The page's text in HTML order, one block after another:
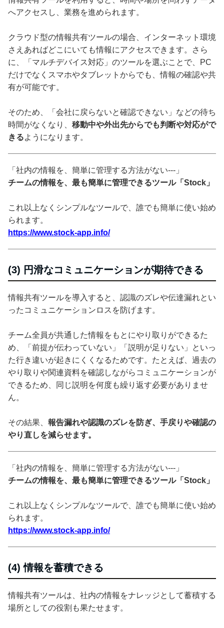
へアクセスし、業務を進められます。
クラウド型の情報共有ツールの場合、インターネット環境
さえあればどこにいても情報にアクセスできます。さら
に、「マルチデバイス対応」のツールを選ぶことで、PC
だけでなくスマホやタブレットからでも、情報の確認や共
有が可能です。
そのため、「会社に戻らないと確認できない」などの待ち
時間がなくなり、 移動中や外出先からでも判断や対応がで
きるようになります。
「社内の情報を、簡単に管理する方法がない---」
チームの情報を、最も簡単に管理できるツール「Stock」
これ以上なくシンプルなツールで、誰でも簡単に使い始め
られます。
https://www.stock-app.info/
(3) 円滑なコミュニケーションが期待できる
情報共有ツールを導入すると、認識のズレや伝達漏れとい
ったコミュニケーションロスを防げます。
チーム全員が共通した情報をもとにやり取りができるた
め、「前提が伝わっていない」「説明が足りない」といっ
た行き違いが起きにくくなるためです。たとえば、過去の
やり取りや関連資料を確認しながらコミュニケーションが
できるため、同じ説明を何度も繰り返す必要がありませ
ん。
その結果、 報告漏れや認識のズレを防ぎ、手戻りや確認の
やり直しを減らせます。
「社内の情報を、簡単に管理する方法がない---」
チームの情報を、最も簡単に管理できるツール「Stock」
これ以上なくシンプルなツールで、誰でも簡単に使い始め
られます。
https://www.stock-app.info/
(4) 情報を蓄積できる
情報共有ツールは、社内の情報をナレッジとして蓄積する
場所としての役割も果たせます。